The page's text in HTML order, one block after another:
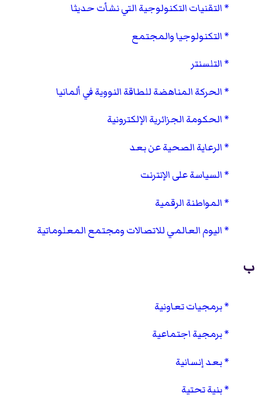
التقنيات التكنولوجية التي نشأت حديثا
التكنولوجيا والمجتمع
التلسنتر
الحركة المناهضة للطاقة النووية في ألمانيا
الحكومة الجزائرية الإلكترونية
الرعاية الصحية عن بعد
السياسة على الإنترنت
المواطنة الرقمية
اليوم العالمي للاتصالات ومجتمع المعلوماتية
ب
برمجيات تعاونية
برمجية اجتماعية
بعد إنسانية
بنية تحتية